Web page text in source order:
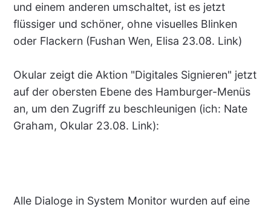
und einem anderen umschaltet, ist es jetzt
flüssiger und schöner, ohne visuelles Blinken
oder Flackern (Fushan Wen, Elisa 23.08. Link)
Okular zeigt die Aktion "Digitales Signieren" jetzt
auf der obersten Ebene des Hamburger-Menüs
an, um den Zugriff zu beschleunigen (ich: Nate
Graham, Okular 23.08. Link):
Alle Dialoge in System Monitor wurden auf eine